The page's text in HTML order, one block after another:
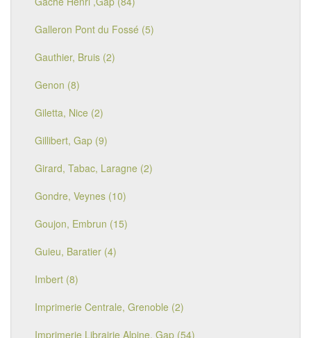
Galleron Pont du Fossé (5)
Gauthier, Bruis (2)
Genon (8)
Giletta, Nice (2)
Gillibert, Gap (9)
Girard, Tabac, Laragne (2)
Gondre, Veynes (10)
Goujon, Embrun (15)
Guieu, Baratier (4)
Imbert (8)
Imprimerie Centrale, Grenoble (2)
Imprimerie Librairie Alpine, Gap (54)